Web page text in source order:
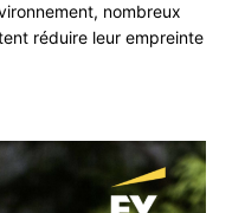
nombreux
réduire leur empreinte